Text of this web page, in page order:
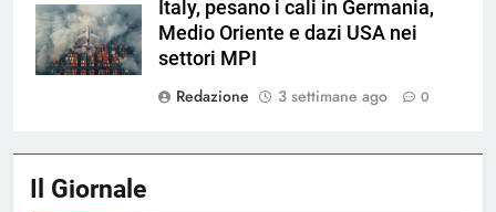
magnific
Italy, pesano i cali in Germania,
Medio Oriente e dazi USA nei
settori MPI
Redazione
3 settimane ago 0
Il Giornale